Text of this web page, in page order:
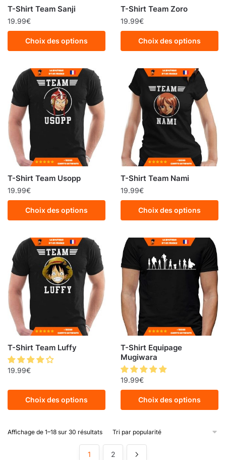
T-Shirt Team Sanji
19.99€
Choix des options
T-Shirt Team Zoro
19.99€
Choix des options
T-Shirt Team Usopp
19.99€
Choix des options
T-Shirt Team Nami
19.99€
Choix des options
T-Shirt Team Luffy
19.99€
Choix des options
T-Shirt Equipage
Mugiwara
19.99€
Choix des options
Affichage de 1–18 sur 30 résultats
1 2